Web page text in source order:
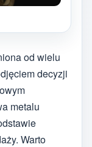
od wielu
decyzji
metalu
Warto